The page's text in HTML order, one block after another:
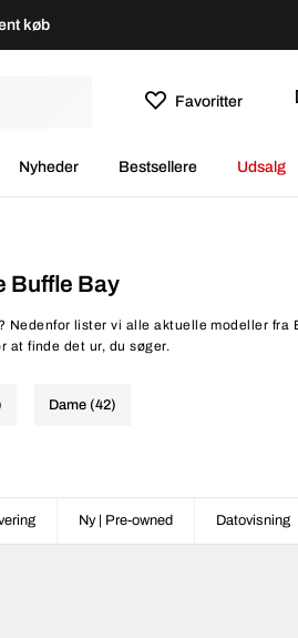
køb
Favoritter
Nyheder Bestsellere Udsalg
Buffle Bay
lister vi alle aktuelle modeller fra
at finde det ur, du søger.
Dame (42)
Ny | Pre-owned Datovisning